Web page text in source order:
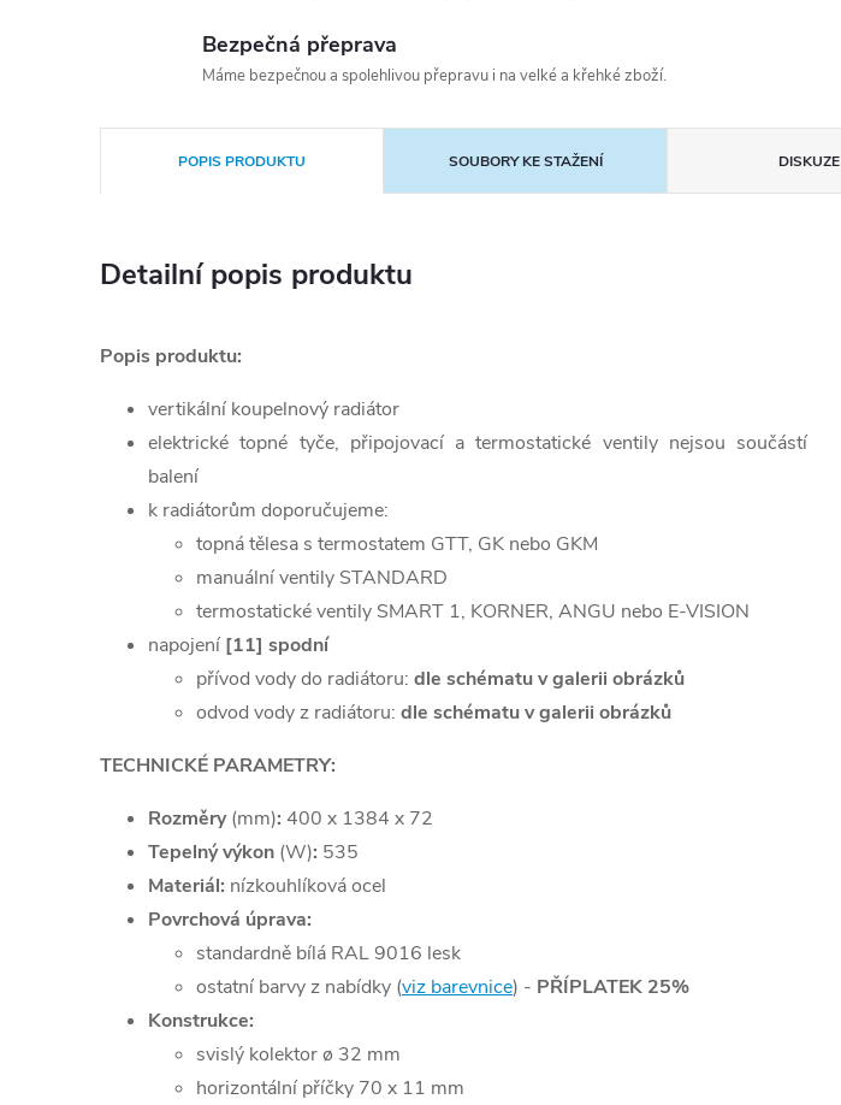
Bezpečná přeprava
Máme bezpečnou a spolehlivou přepravu i na velké a křehké zboží.
POPIS PRODUKTU SOUBORY KE STAŽENÍ DISKUZE
Detailní popis produktu
Popis produktu:
vertikální koupelnový radiátor
elektrické topné tyče, připojovací a termostatické ventily nejsou součástí
balení
k radiátorům doporučujeme:
topná tělesa s termostatem GTT, GK nebo GKM
manuální ventily STANDARD
termostatické ventily SMART 1, KORNER, ANGU nebo E-VISION
napojení [11] spodní
přívod vody do radiátoru: dle schématu v galerii obrázků
odvod vody z radiátoru: dle schématu v galerii obrázků
TECHNICKÉ PARAMETRY:
Rozměry(mm): 400 x 1384 x 72
Tepelný výkon (W): 535
Materiál: nízkouhlíková ocel
Povrchová úprava:
standardně bílá RAL 9016 lesk
ostatní barvy z nabídky (viz barevnice) - PŘÍPLATEK 25%
Konstrukce:
svislý kolektor ø 32 mm
horizontální příčky 70 x 11 mm